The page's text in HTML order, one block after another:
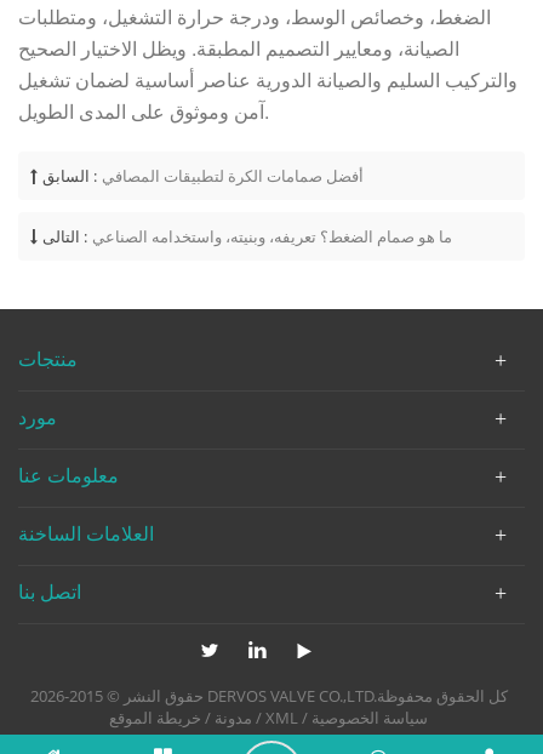
الضغط، وخصائص الوسط، ودرجة حرارة التشغيل، ومتطلبات
الصيانة، ومعايير التصميم المطبقة. ويظل الاختيار الصحيح
والتركيب السليم والصيانة الدورية عناصر أساسية لضمان تشغيل
آمن وموثوق على المدى الطويل.
السابق : أفضل صمامات الكرة لتطبيقات المصافي
التالى : ما هو صمام الضغط؟ تعريفه، وبنيته، واستخدامه الصناعي
منتجات
مورد
معلومات عنا
العلامات الساخنة
اتصل بنا
حقوق النشر © 2015-2026 DERVOS VALVE CO.,LTD.كل الحقوق محفوظة
مدونة / خريطة الموقع /XML/ سياسة الخصوصية